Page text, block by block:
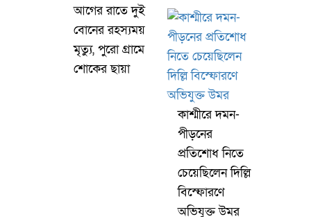
আগের রাতে দুই
বোনের রহস্যময়
মৃত্যু, পুরো গ্রামে
শোকের ছায়া
কাশ্মীরে দমন-
পীড়নের
প্রতিশোধ নিতে
চেয়েছিলেন দিল্লি
বিস্ফোরণে
অভিযুক্ত উমর